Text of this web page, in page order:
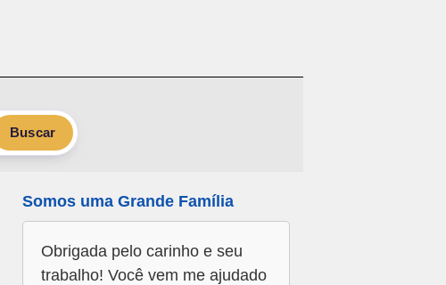
Buscar
Somos uma Grande Família
Obrigada pelo carinho e seu
trabalho! Você vem me ajudado